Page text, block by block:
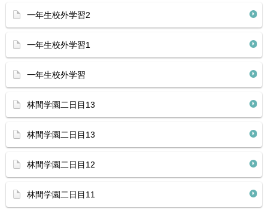
一年生校外学習2
一年生校外学習1
一年生校外学習
林間学園二日目13
林間学園二日目13
林間学園二日目12
林間学園二日目11